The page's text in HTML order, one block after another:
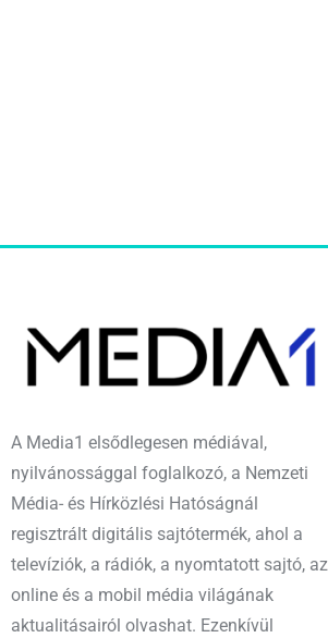
A Media1 elsődlegesen médiával,
nyilvánossággal foglalkozó, a Nemzeti
Média- és Hírközlési Hatóságnál
regisztrált digitális sajtótermék, ahol a
televíziók, a rádiók, a nyomtatott sajtó, az
online és a mobil média világának
aktualitásairól olvashat. Ezenkívül